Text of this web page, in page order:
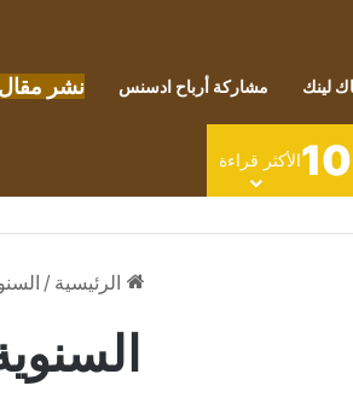
لينك مشاركة أرباح ادسنس نشر
10الأكثر قراءة
الرئيسية /